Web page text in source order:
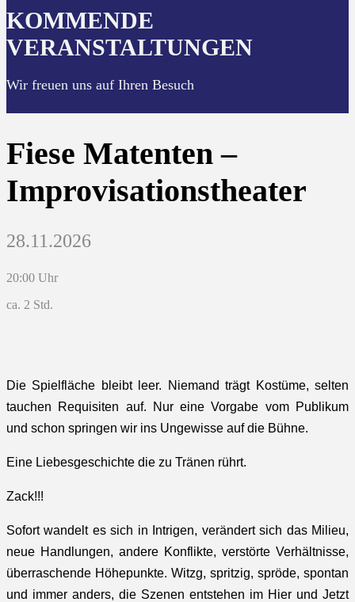
KOMMENDE
VERANSTALTUNGEN
Wir freuen uns auf Ihren Besuch
Fiese Matenten –
Improvisationstheater
28.11.2026
20:00 Uhr
ca. 2 Std.
Die Spielfläche bleibt leer. Niemand trägt Kostüme, selten
tauchen Requisiten auf. Nur eine Vorgabe vom Publikum
und schon springen wir ins Ungewisse auf die Bühne.
Eine Liebesgeschichte die zu Tränen rührt.
Zack!!!
Sofort wandelt es sich in Intrigen, verändert sich das Milieu,
neue Handlungen, andere Konflikte, verstörte Verhältnisse,
überraschende Höhepunkte. Witzg, spritzig, spröde, spontan
und immer anders, die Szenen entstehen im Hier und Jetzt